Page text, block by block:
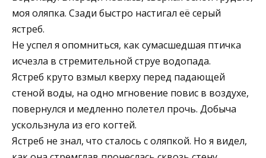
моя оляпка. Сзади быстро настигал её серый
ястреб.
Не успел я опомниться, как сумасшедшая птичка
исчезла в стремительной струе водопада.
Ястреб круто взмыл кверху перед падающей
стеной воды, на одно мгновение повис в воздухе,
повернулся и медленно полетел прочь. Добыча
ускользнула из его когтей.
Ястреб не знал, что сталось с оляпкой. Но я видел,